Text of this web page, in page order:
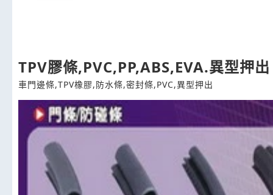
TPV膠條,PVC,PP,ABS,EVA.異型押出
車門邊條,TPV橡膠,防水條,密封條,PVC,異型押出